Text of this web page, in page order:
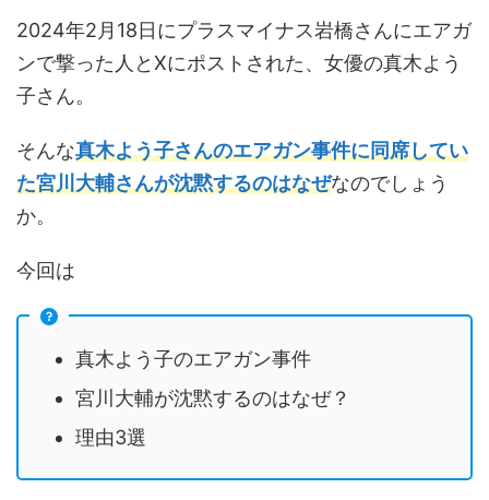
2024年2月18日にプラスマイナス岩橋さんにエアガ
ンで撃った人とXにポストされた、女優の真木よう
子さん。
そんな真木よう子さんのエアガン事件に同席してい
た宮川大輔さんが沈黙するのはなぜなのでしょう
か。
今回は
真木よう子のエアガン事件
宮川大輔が沈黙するのはなぜ？
理由3選